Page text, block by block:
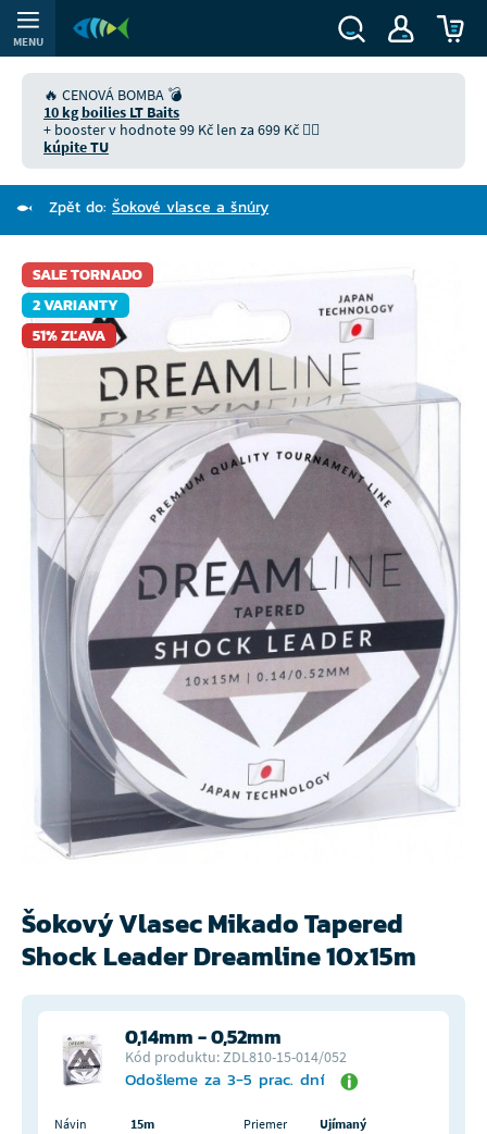
MENU
🔥 CENOVÁ BOMBA 💣
10 kg boilies LT Baits
+ booster v hodnote 99 Kč len za 699 Kč 👉🏻
kúpite TU
Zpět do: Šokové vlasce a šnúry
SALE TORNADO
2 VARIANTY
51% ZĽAVA
Šokový Vlasec Mikado Tapered
Shock Leader Dreamline 10x15m
0,14mm - 0,52mm
Kód produktu: ZDL810-15-014/052
Odošleme za 3-5 prac. dní
Návin 15m Priemer Ujímaný